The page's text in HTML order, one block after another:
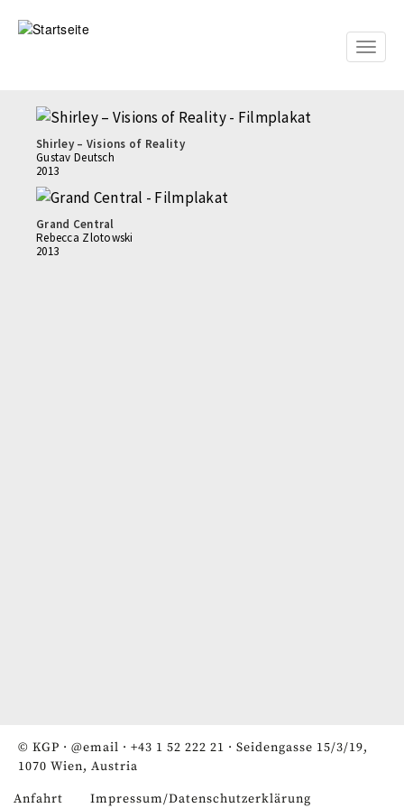
zum
Toggle
Shirley – Visions of Reality
Gustav Deutsch
2013
Grand Central
Rebecca Zlotowski
2013
© KGP · @email · +43 1 52 222 21 · Seidengasse 15/3/19,
1070 Wien, Austria
Anfahrt Impressum/Datenschutzerklärung